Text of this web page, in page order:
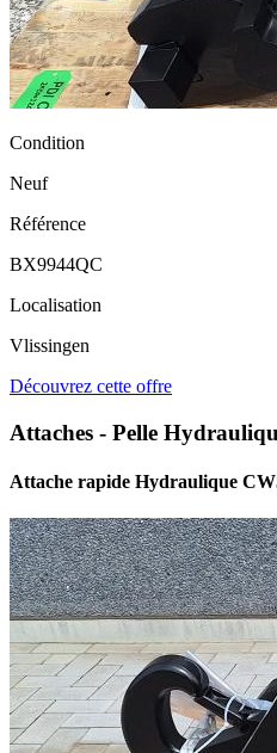
Condition
Neuf
Référence
BX9944QC
Localisation
Vlissingen
Découvrez cette offre
Attaches - Pelle
Attache rapide Hydraulique